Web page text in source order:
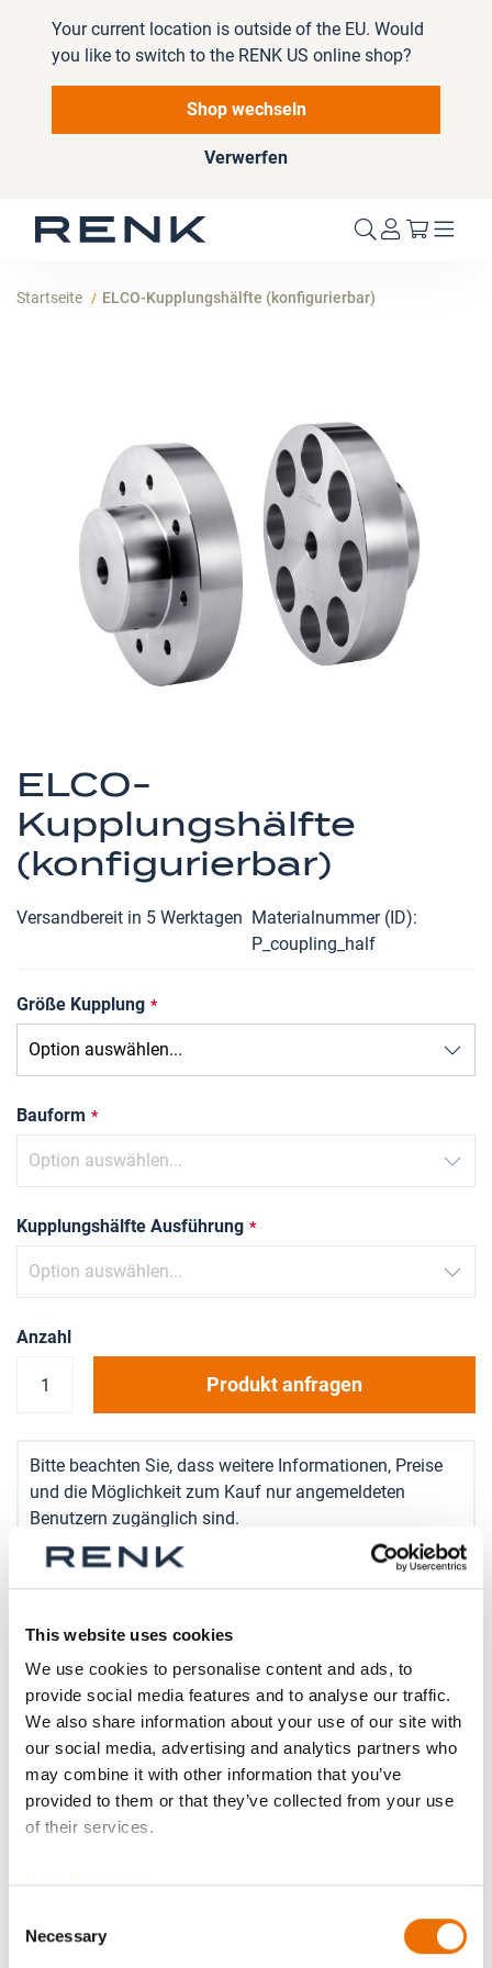
This website uses cookies
We use cookies to personalise content and ads, to
provide social media features and to analyse our traffic.
We also share information about your use of our site with
our social media, advertising and analytics partners who
may combine it with other information that you’ve
provided to them or that they’ve collected from your use
of their services.
Selection
Necessary
Your current location is outside of the EU. Would
you like to switch to the RENK US online shop?
Shop wechseln
Verwerfen
Mein
Startseite ELCO-Kupplungshälfte (konfigurierbar)
ELCO-
Kupplungshälfte
(konfigurierbar)
Versandbereit in 5 Werktagen Materialnummer (ID)
P_coupling_half
Größe Kupplung
Bauform
Kupplungshälfte Ausführung
Anzahl
Produkt anfragen
Bitte beachten Sie, dass weitere Informationen, Preise
und die Möglichkeit zum Kauf nur angemeldeten
Benutzern zugänglich sind.
Anfang
der
Bildergalerie
springen
Produktdetails
Mehr
Informationen
P_coupling_half
Für mehr Produktdetails bitte Variante
auswählen!
(200350616), NS--- 044 Teil1 (200547914),